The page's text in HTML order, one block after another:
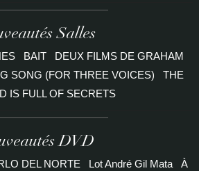
Salles
BAIT
DEUX FILMS DE GRAHAM
SONG (FOR THREE VOICES)
THE
IS FULL OF SECRETS
DVD
DEL NORTE Lot André Gil Mata
À